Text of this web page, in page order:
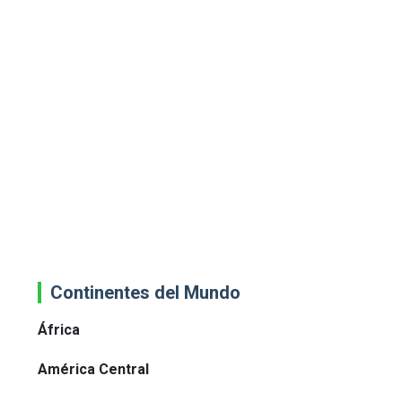
Continentes del Mundo
África
América Central